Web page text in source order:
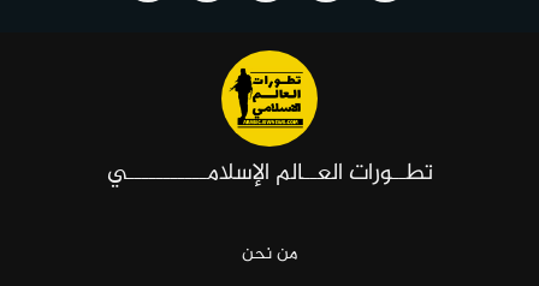
تطــورات العــالم الإسلامـــــــــــي
من نحن